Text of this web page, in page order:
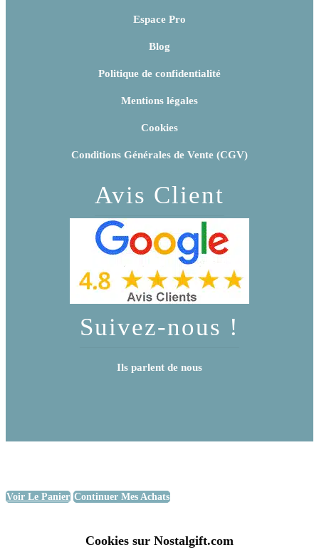
Espace Pro
Blog
Politique de confidentialité
Mentions légales
Cookies
Conditions Générales de Vente (CGV)
Avis Client
Suivez-nous !
Ils parlent de nous
Voir Le Panier Continuer Mes Achats
Cookies sur Nostalgift.com